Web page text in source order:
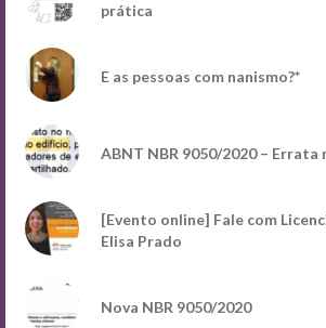
prática
E as pessoas com nanismo?*
ABNT NBR 9050/2020 – Errata
[Evento online] Fale com
Elisa Prado
Nova NBR 9050/2020